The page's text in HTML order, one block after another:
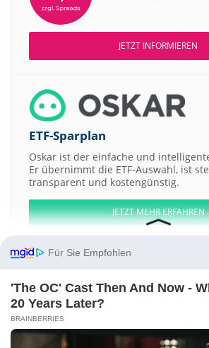
JETZT INFORMIEREN
ETF-Sparplan
Oskar ist der einfache und
Er übernimmt die ETF-Auswahl, ist
transparent und kostengünstig.
JETZT MEHR ERFAHREN
Aktien ATX DAX EuroStoxx 50 Dow Jones
Weitere Aktien:
Für Sie Empfohlen
'The OC' Cast Then And Now -
20 Years Later?
BRAINBERRIES